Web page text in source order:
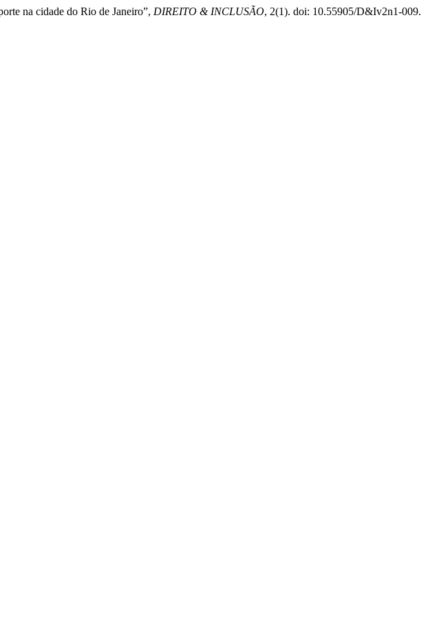
na cidade do Rio de Janeiro”, DIREITO & INCLUSÃO, 2(1). doi: 10.55905/D&Iv2n1-009.